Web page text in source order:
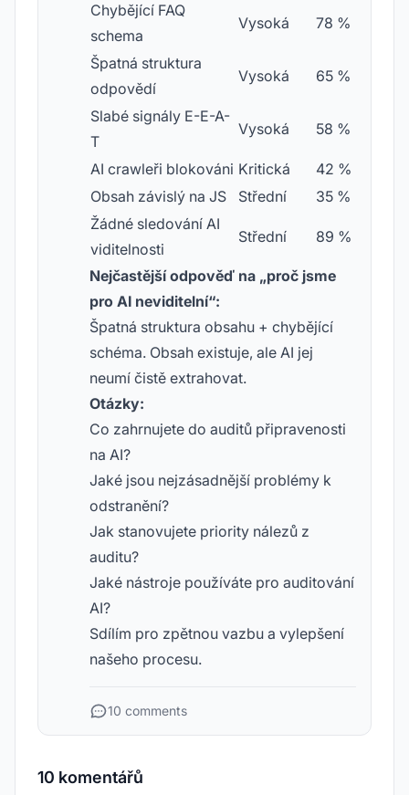
Chybějící FAQ
schema
Vysoká 78 %
Špatná struktura
odpovědí
Vysoká 65 %
Slabé signály E-E-A-
T
Vysoká 58 %
AI crawleři blokováni Kritická
42 %
Obsah závislý na JS
Střední
35 %
Žádné sledování AI
viditelnosti
Střední 89 %
Nejčastější odpověď na „proč jsme
pro AI neviditelní“:
Špatná struktura obsahu + chybějící
schéma. Obsah existuje, ale AI jej
neumí čistě extrahovat.
Otázky:
Co zahrnujete do auditů připravenosti
na AI?
Jaké jsou nejzásadnější problémy k
odstranění?
Jak stanovujete priority nálezů z
auditu?
Jaké nástroje používáte pro auditování
AI?
Sdílím pro zpětnou vazbu a vylepšení
našeho procesu.
10 comments
10 komentářů